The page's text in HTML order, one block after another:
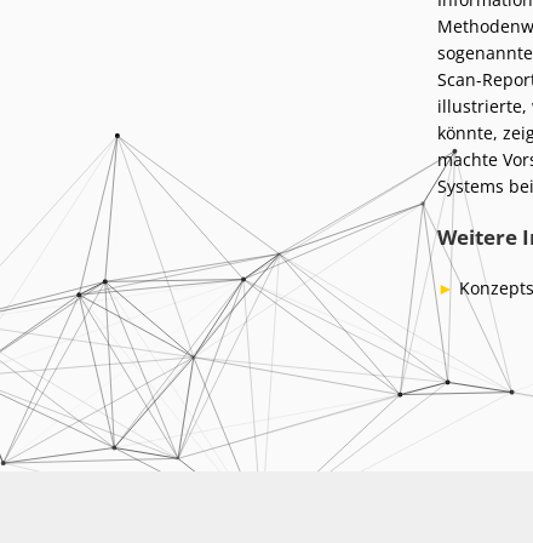
Scan-
illustrierte,
könnte,
machte
Systems
Weitere